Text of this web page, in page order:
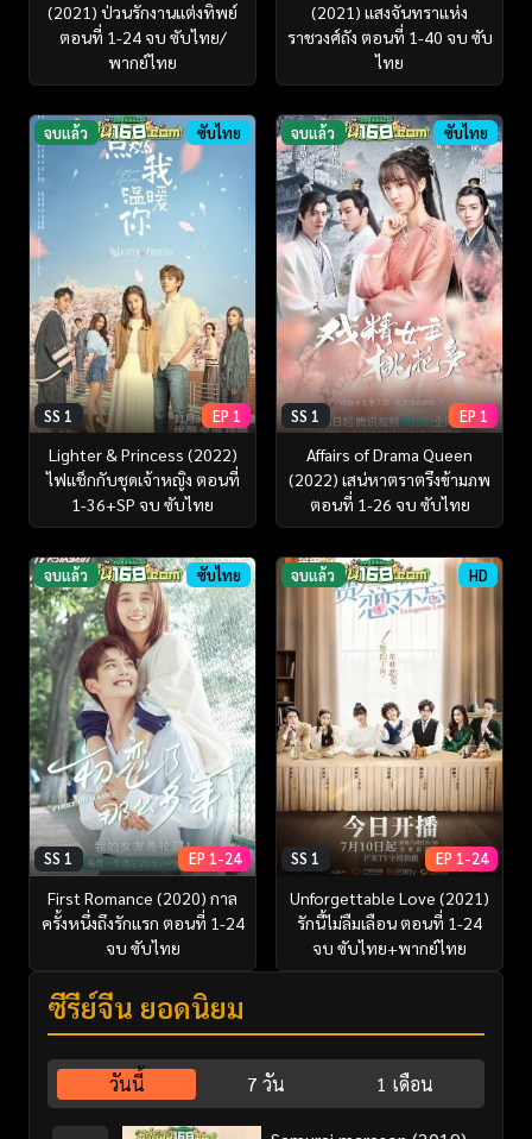
(2021) ป่วนรักงานแต่งทิพย์
ตอนที่ 1-24 จบ ซับไทย/
พากย์ไทย
(2021) แสงจันทราแห่ง
ราชวงศ์ถัง ตอนที่ 1-40 จบ ซับ
ไทย
จบแล้ว ซับไทย
SS 1 EP 1
Lighter & Princess (2022)
ไฟแช็กกับชุดเจ้าหญิง ตอนที่
1-36+SP จบ ซับไทย
จบแล้ว ซับไทย
SS 1 EP 1
Affairs of Drama Queen
(2022) เสน่หาตราตรึงข้ามภพ
ตอนที่ 1-26 จบ ซับไทย
จบแล้ว ซับไทย
SS 1 EP 1-24
First Romance (2020) กาล
ครั้งหนึ่งถึงรักแรก ตอนที่ 1-24
จบ ซับไทย
จบแล้ว HD
SS 1 EP 1-24
Unforgettable Love (2021)
รักนี้ไม่ลืมเลือน ตอนที่ 1-24
จบ ซับไทย+พากย์ไทย
ซีรี่ย์จีน ยอดนิยม
วันนี้ 7 วัน 1 เดือน